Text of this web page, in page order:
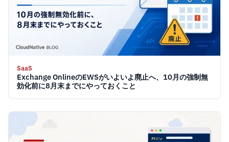
SaaS
Exchange OnlineのEWSがいよいよ廃止へ、10月の強制無
効化前に8月末までにやっておくこと